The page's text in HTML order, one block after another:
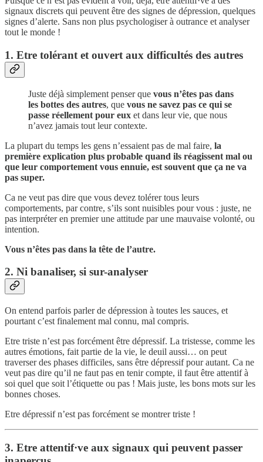
signaux discrets qui peuvent être des signes de dépression, quelques
signes d’alerte. Sans non plus psychologiser à outrance et analyser
tout le monde !
1. Etre tolérant et ouvert aux difficultés des autres
Juste déjà simplement penser que vous n’êtes pas dans
les bottes des autres, que vous ne savez pas ce qui se
passe réellement pour eux et dans leur vie, que nous
n’avez jamais tout leur contexte.
La plupart du temps les gens n’essaient pas de mal faire, la
première explication plus probable quand ils réagissent mal ou
que leur comportement vous ennuie, est souvent que ça ne va
pas super.
Ca ne veut pas dire que vous devez tolérer tous leurs
comportements, par contre, s’ils sont nuisibles pour vous : juste, ne
pas interpréter en premier une attitude par une mauvaise volonté, ou
intention.
Vous n’êtes pas dans la tête de l’autre.
2. Ni banaliser, si sur-analyser
On entend parfois parler de dépression à toutes les sauces, et
pourtant c’est finalement mal connu, mal compris.
Etre triste n’est pas forcément être dépressif. La tristesse, comme les
autres émotions, fait partie de la vie, le deuil aussi… on peut
traverser des phases difficiles, sans être dépressif pour autant. Ca ne
veut pas dire qu’il ne faut pas en tenir compte, il faut être attentif à
soi quel que soit l’étiquette ou pas ! Mais juste, les bons mots sur les
bonnes choses.
Etre dépressif n’est pas forcément se montrer triste !
3. Etre attentif·ve aux signaux qui peuvent passer